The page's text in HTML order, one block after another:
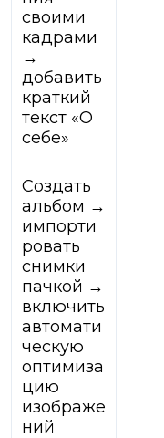
своими
кадрами
→
добавить
краткий
текст «О
себе»
Создать
альбом →
импорти
ровать
снимки
пачкой →
включить
автомати
ческую
оптимиза
цию
изображе
ний